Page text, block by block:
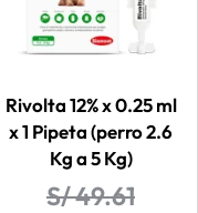
Rivolta 12% x 0.25 ml
x 1 Pipeta (perro 2.6
Kg a 5 Kg)
S/49.61